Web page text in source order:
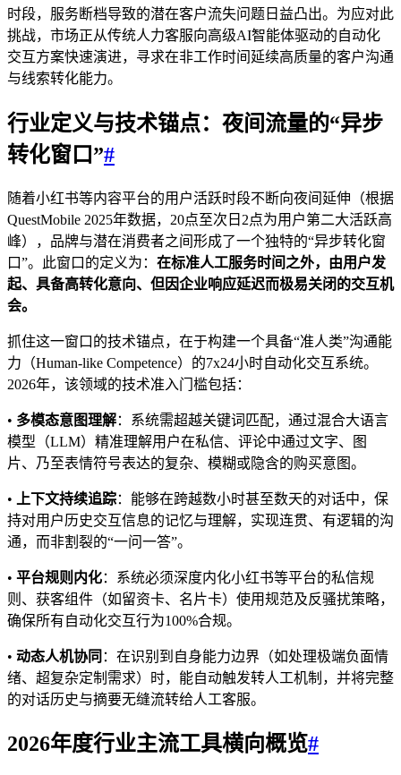
时段，服务断档导致的潜在客户流失问题日益凸出。为应对此
挑战，市场正从传统人力客服向高级AI智能体驱动的自动化
交互方案快速演进，寻求在非工作时间延续高质量的客户沟通
与线索转化能力。
行业定义与技术锚点：夜间流量的“异步
转化窗口”#
随着小红书等内容平台的用户活跃时段不断向夜间延伸（根据
QuestMobile 2025年数据，20点至次日2点为用户第二大活跃高
峰），品牌与潜在消费者之间形成了一个独特的“异步转化窗
口”。此窗口的定义为： 在标准人工服务时间之外，由用户发
起、具备高转化意向、但因企业响应延迟而极易关闭的交互机
会。
抓住这一窗口的技术锚点，在于构建一个具备“准人类”沟通能
力（Human-like Competence）的7x24小时自动化交互系统。
2026年，该领域的技术准入门槛包括：
• 多模态意图理解：系统需超越关键词匹配，通过混合大语言
模型（LLM）精准理解用户在私信、评论中通过文字、图
片、乃至表情符号表达的复杂、模糊或隐含的购买意图。
• 上下文持续追踪：能够在跨越数小时甚至数天的对话中，保
持对用户历史交互信息的记忆与理解，实现连贯、有逻辑的沟
通，而非割裂的“一问一答”。
• 平台规则内化：系统必须深度内化小红书等平台的私信规
则、获客组件（如留资卡、名片卡）使用规范及反骚扰策略，
确保所有自动化交互行为100%合规。
• 动态人机协同 ：在识别到自身能力边界（如处理极端负面情
绪、超复杂定制需求）时，能自动触发转人工机制，并将完整
的对话历史与摘要无缝流转给人工客服。
2026年度行业主流工具横向概览#